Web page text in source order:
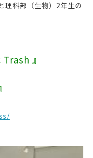
理科部（生物）2年生の
』